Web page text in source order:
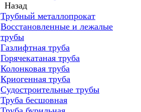
Назад
Трубный металлопрокат
Восстановленные и лежалые
трубы
Газлифтная труба
Горячекатаная труба
Колонковая труба
Криогенная труба
Судостроительные трубы
Труба бесшовная